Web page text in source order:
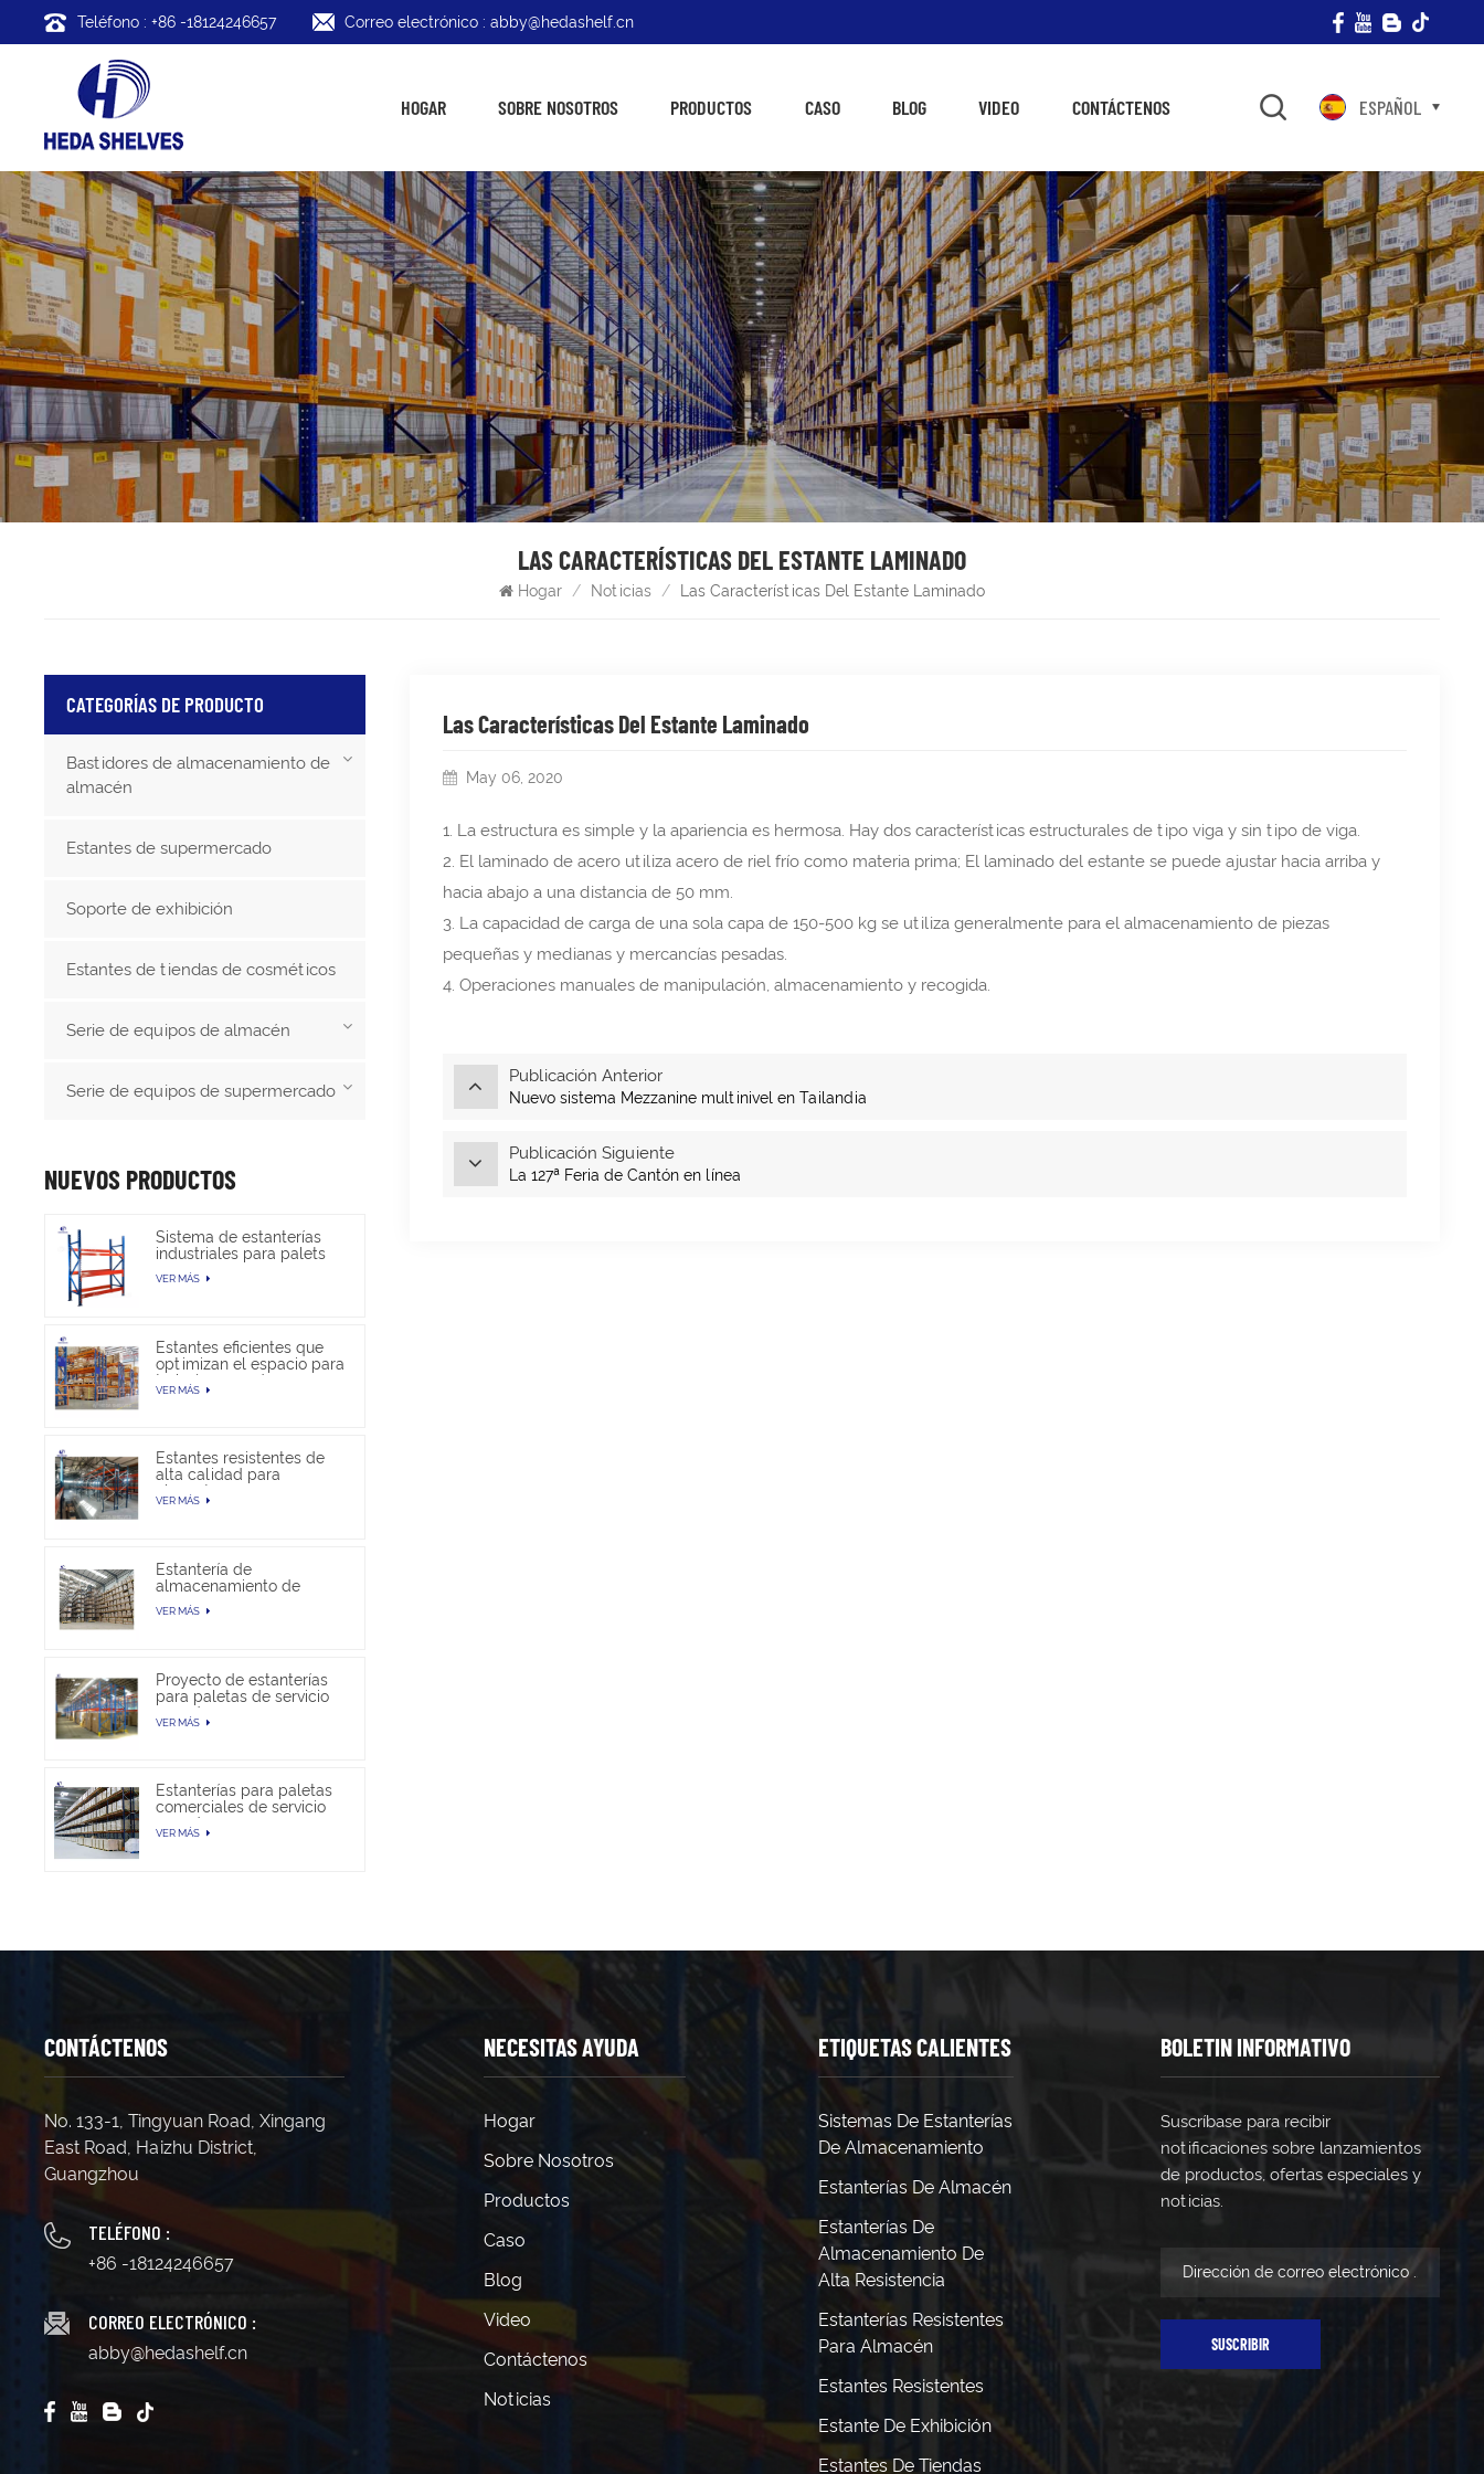
Teléfono : +86 -18124246657 Correo electrónico : abby@hedashelf.cn
HOGAR SOBRE NOSOTROS PRODUCTOS CASO BLOG VIDEO CONTÁCTENOS ESPAÑOL
LAS CARACTERÍSTICAS DEL ESTANTE LAMINADO
Hogar / Noticias / Las Características Del Estante Laminado
Las Características Del Estante Laminado
May 06, 2020
1. La estructura es simple y la apariencia es hermosa. Hay dos características estructurales de tipo viga y sin tipo de viga.
2. El laminado de acero utiliza acero de riel frío como materia prima; El laminado del estante se puede ajustar hacia arriba y
hacia abajo a una distancia de 50 mm.
3. La capacidad de carga de una sola capa de 150-500 kg se utiliza generalmente para el almacenamiento de piezas
pequeñas y medianas y mercancías pesadas.
4. Operaciones manuales de manipulación, almacenamiento y recogida.
Publicación Anterior
Nuevo sistema Mezzanine multinivel en Tailandia
Publicación Siguiente
La 127ª Feria de Cantón en línea
CATEGORÍAS DE PRODUCTO
Bastidores de almacenamiento de
almacén
Estantes de supermercado
Soporte de exhibición
Estantes de tiendas de cosméticos
Serie de equipos de almacén
Serie de equipos de supermercado
NUEVOS PRODUCTOS
Sistema de estanterías
industriales para palets
de alta resistencia para
almacenamiento en
VER MÁS
Estantes eficientes que
optimizan el espacio para
trabajos pesados en
almacenes
VER MÁS
Estantes resistentes de
alta calidad para
almacén
VER MÁS
Estantería de
almacenamiento de
paletas selectivas en
venta
VER MÁS
Proyecto de estanterías
para paletas de servicio
pesado
VER MÁS
Estanterías para paletas
comerciales de servicio
pesado
VER MÁS
CONTÁCTENOS
No. 133-1, Tingyuan Road, Xingang
East Road, Haizhu District,
Guangzhou
TELÉFONO :
+86 -18124246657
CORREO ELECTRÓNICO :
abby@hedashelf.cn
NECESITAS AYUDA
Hogar
Sobre Nosotros
Productos
Caso
Blog
Video
Contáctenos
Noticias
ETIQUETAS CALIENTES
Sistemas De Estanterías
De Almacenamiento
Estanterías De Almacén
Estanterías De
Almacenamiento De
Alta Resistencia
Estanterías Resistentes
Para Almacén
Estantes Resistentes
Estante De Exhibición
Estantes De Tiendas
BOLETIN INFORMATIVO
Suscríbase para recibir
notificaciones sobre lanzamientos
de productos, ofertas especiales y
noticias.
SUSCRIBIR